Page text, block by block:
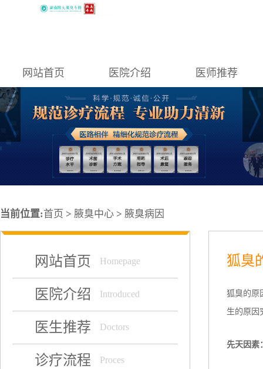
网站首页 医院介绍 医师推荐
当前位置:首页 > 腋臭中心 > 腋臭病因
网站首页 Homepage
医院介绍 Introduced
医生推荐 Doctors
诊疗流程 Proces
狐臭
狐臭的原
生的原因
先天因素